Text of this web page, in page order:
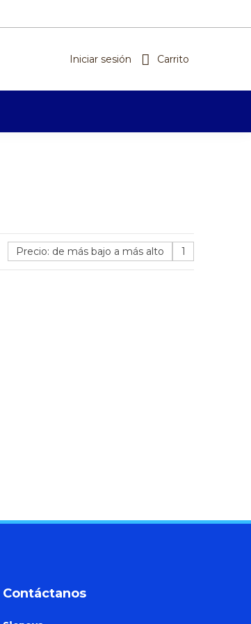
Iniciar sesión Carrito
Precio: de más bajo a más alto 1
Contáctanos